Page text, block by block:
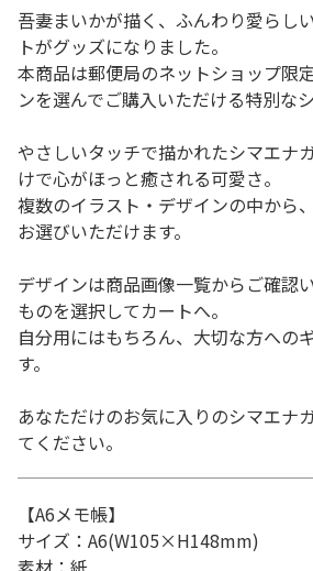
吾妻まいかが描く、ふんわり愛らし
トがグッズになりました。
本商品は郵便局のネットショップ限
ンを選んでご購入いただける特別なシ
やさしいタッチで描かれたシマエナ
けで心がほっと癒される可愛さ。
複数のイラスト・デザインの中から
お選びいただけます。
デザインは商品画像一覧からご確認
ものを選択してカートへ。
自分用にはもちろん、大切な方への
す。
あなただけのお気に入りのシマエナ
てください。
【A6メモ帳】
サイズ：A6(W105×H148mm)